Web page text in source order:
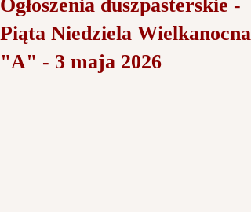
Ogłoszenia duszpasterskie -
Piąta Niedziela Wielkanocna
"A" - 3 maja 2026